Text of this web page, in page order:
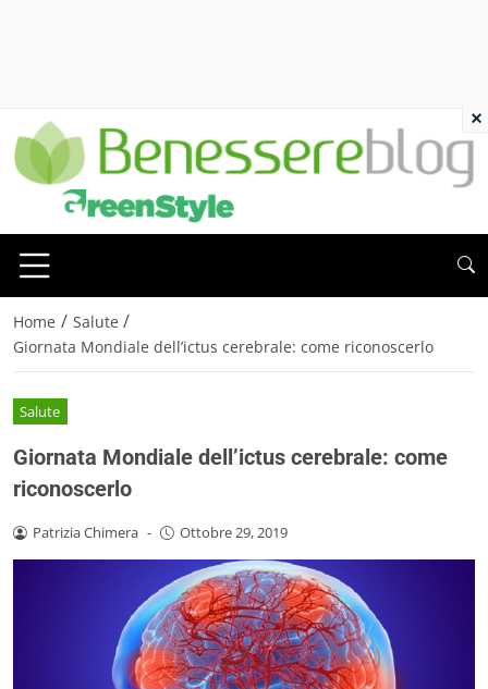
Home / Salute /
Giornata Mondiale dell’ictus cerebrale: come riconoscerlo
Salute
Giornata Mondiale dell’ictus cerebrale: come
riconoscerlo
Patrizia Chimera - Ottobre 29, 2019
×